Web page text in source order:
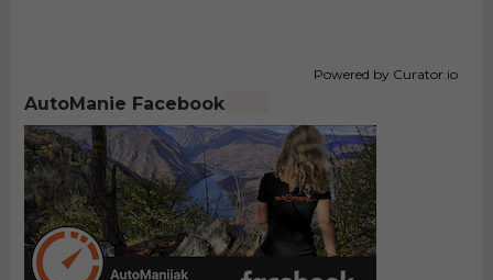
Powered by Curator.io
AutoManie Facebook